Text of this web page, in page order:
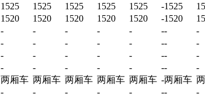
1525 1525 1525 1525 1525 -1525
1520 1520 1520 1520 1520 -1520
- - - - - -- -
- - - - - -- -
- - - - - -- -
- - - - - -- -
两厢车 两厢车 两厢车 两厢车 两厢车 -两厢车
- - - - - -- -